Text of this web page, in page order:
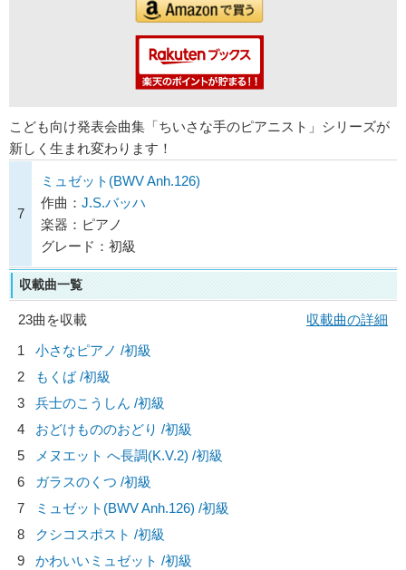
こども向け発表会曲集「ちいさな手のピアニスト」シリーズが
新しく生まれ変わります！
7
ミュゼット(BWV Anh.126)
作曲： J.S.バッハ
楽器：ピアノ
グレード：初級
収載曲一覧
23曲を収載
収載曲の詳細
1
小さなピアノ /初級
2
もくば /初級
3
兵士のこうしん /初級
4
おどけもののおどり /初級
5
メヌエット へ長調(K.V.2) /初級
6
ガラスのくつ /初級
7
ミュゼット(BWV Anh.126) /初級
8
クシコスポスト /初級
9
かわいいミュゼット /初級